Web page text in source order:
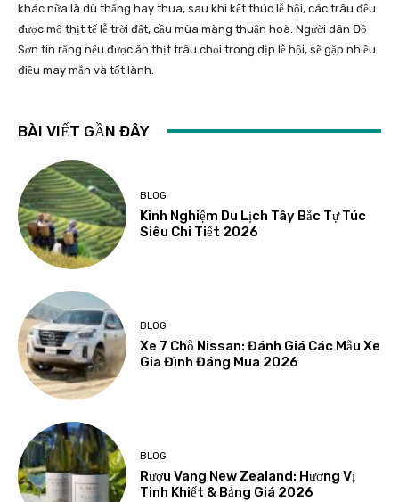
khác nữa là dù thắng hay thua, sau khi kết thúc lễ hội, các trâu đều
được mổ thịt tế lễ trời đất, cầu mùa màng thuận hoà. Người dân Đồ
Sơn tin rằng nếu được ăn thịt trâu chọi trong dịp lễ hội, sẽ gặp nhiều
điều may mắn và tốt lành.
BÀI VIẾT GẦN ĐÂY
BLOG
Kinh Nghiệm Du Lịch Tây Bắc Tự Túc
Siêu Chi Tiết 2026
BLOG
Xe 7 Chỗ Nissan: Đánh Giá Các Mẫu Xe
Gia Đình Đáng Mua 2026
BLOG
Rượu Vang New Zealand: Hương Vị
Tinh Khiết & Bảng Giá 2026